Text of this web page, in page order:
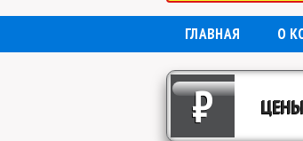
ГЛАВНАЯ О
₽ ЦЕНЫ